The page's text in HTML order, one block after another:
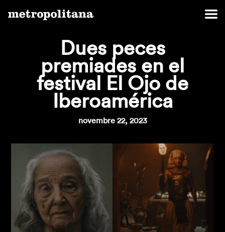
Dues peces
premiades en el
festival El Ojo de
Iberoamérica
novembre 22, 2023